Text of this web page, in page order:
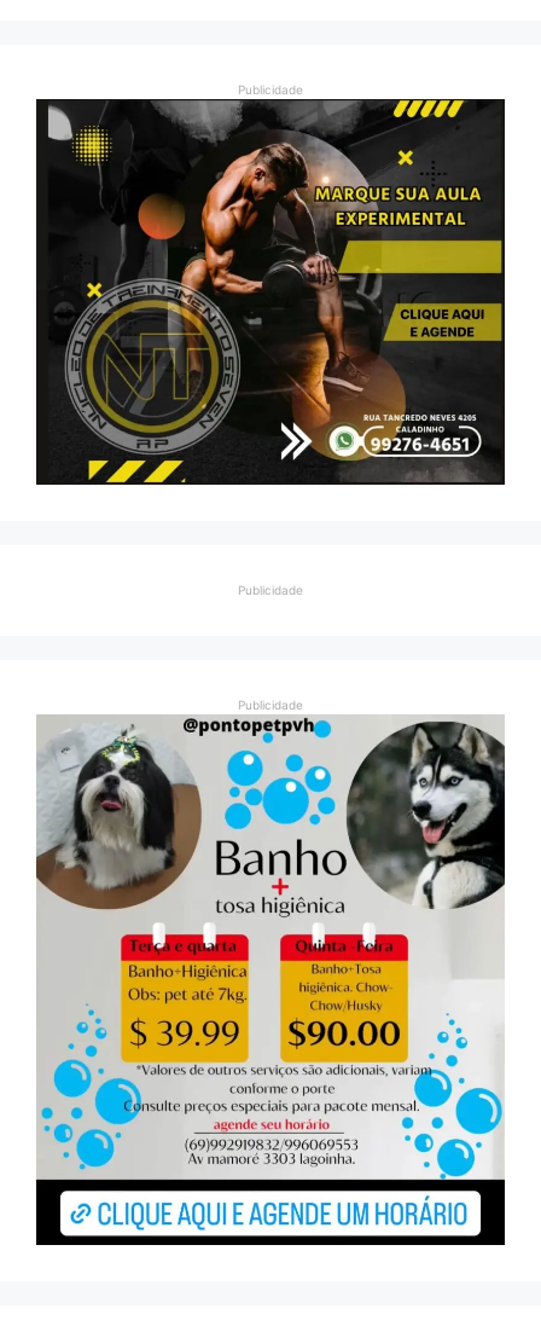
Publicidade
Publicidade
Publicidade